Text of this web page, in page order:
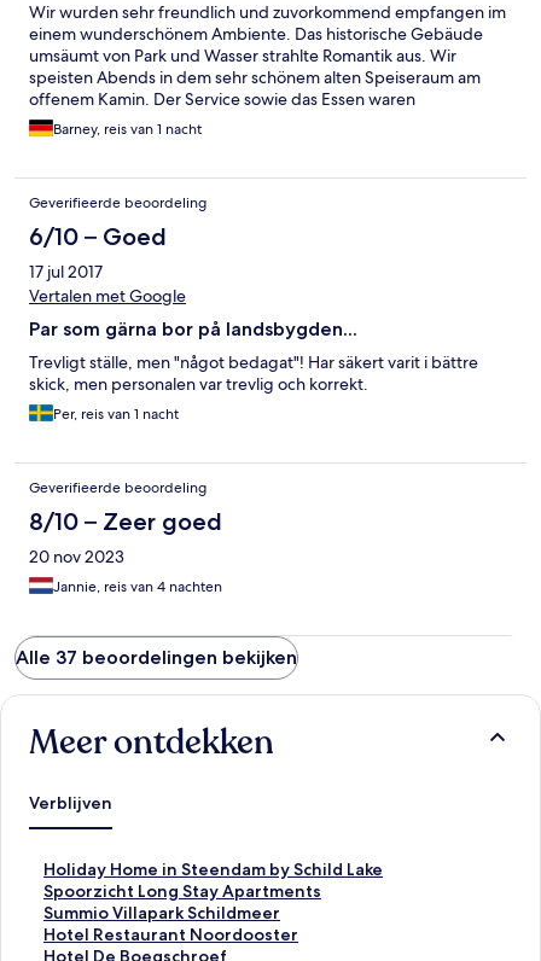
Wir wurden sehr freundlich und zuvorkommend empfangen im
einem wunderschönem Ambiente. Das historische Gebäude
umsäumt von Park und Wasser strahlte Romantik aus. Wir
speisten Abends in dem sehr schönem alten Speiseraum am
offenem Kamin. Der Service sowie das Essen waren
preisangemessen und sehr gut. Für uns war dieser Aufenthalt
ein unvergessliches Erlebnis, obwohl wir nur eine Nacht zu Gast
schönes Ambiente legen. Wir werden diesem Aufenthalt noch
einmal wiederholen.
Barney, reis van 1 nacht
Geverifieerde beoordeling
6/10 – Goed
17 jul 2017
Vertalen met Google
Par som gärna bor på landsbygden...
Trevligt ställe, men "något bedagat"! Har säkert varit i bättre
skick, men personalen var trevlig och korrekt.
Per, reis van 1 nacht
Geverifieerde beoordeling
8/10 – Zeer goed
20 nov 2023
Jannie, reis van 4 nachten
Alle 37 beoordelingen bekijken
Meer ontdekken
Verblijven
Holiday Home in Steendam by Schild Lake
L
i
n
k
o
Spoorzicht Long Stay Apartments
L
i
n
k
Summio Villapark Schildmeer
L
i
n
Hotel Restaurant Noordooster
L
iHotel De Boegschroef
L